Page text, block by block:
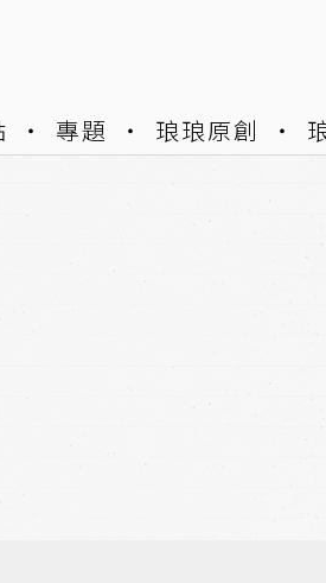
專題 琅琅原創